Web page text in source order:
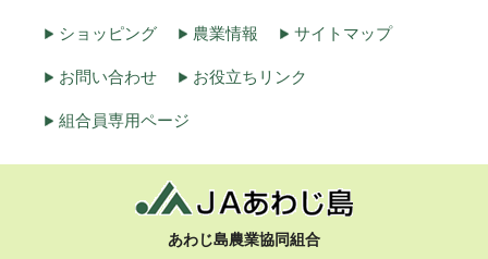
ショッピング 農業情報 サイトマップ
お問い合わせ お役立ちリンク
組合員専用ページ
あわじ島農業協同組合